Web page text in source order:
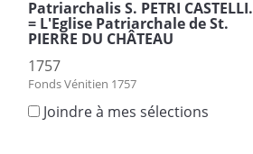
Patriarchalis S. PETRI CASTELLI.
= L'Eglise Patriarchale de St.
PIERRE DU CHÂTEAU
1757
Fonds Vénitien 1757
Joindre à mes sélections